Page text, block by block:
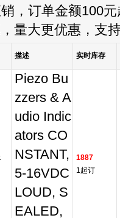
，订单金额100元
量大更优惠，支
描述 实时库存
Piezo Bu
zzers & A
udio Indic
ators CO
NSTANT,
5-16VDC
LOUD, S
EALED,
1887
1起订